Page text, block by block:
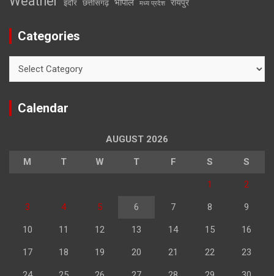
इंदौर छत्तीसगढ़ भोपाल मध्य प्रदेश रायपुर
Categories
Calendar
AUGUST 2026
M T W T F S S
1 2
3 4 5 6 7 8 9
10 11 12 13 14 15 16
17 18 19 20 21 22 23